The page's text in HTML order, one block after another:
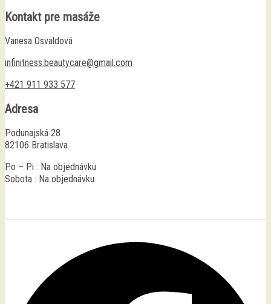
Kontakt pre masáže
Vanesa Osvaldová
infinitness.beautycare@gmail.com
+421 911 933 577
Adresa
Podunajská 28
82106 Bratislava
Po – Pi : Na objednávku
Sobota : Na objednávku